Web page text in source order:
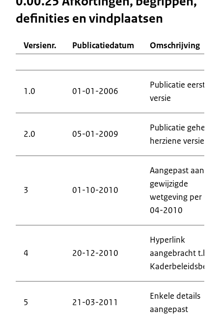
definities en vindplaatsen
Versienr. Publicatiedatum Omschrijving
1.0 01-01-2006
Publicatie eerste
versie
2.0 05-01-2009
Publicatie geheel
herziene versie
3 01-10-2010
Aangepast aan de
gewijzigde
wetgeving per 01-
04-2010
4 20-12-2010
Hyperlink
aangebracht t.b.v.
5 21-03-2011
Enkele details
aangepast